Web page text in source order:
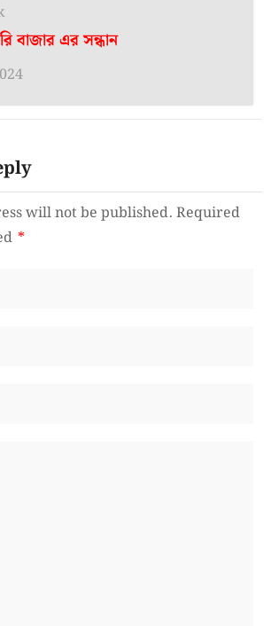
বাজার এর সন্ধান
will not be published. Required
*